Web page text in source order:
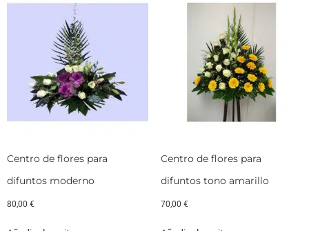
Centro de flores para
difuntos moderno
80,00 €
Centro de flores para
difuntos tono amarillo
70,00 €